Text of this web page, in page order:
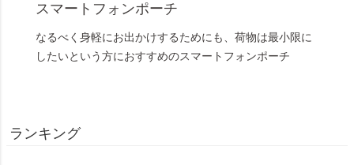
スマートフォンポーチ
なるべく身軽にお出かけするためにも、荷物は最小限に
したいという方におすすめのスマートフォンポーチ
ランキング